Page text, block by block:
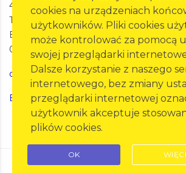
45-231 Opole
Telefon: 77 455 60 27
BIURO Pon-Pt 07:00-15:00 SKP Pon-Pt
07:00-15:00
opole@pzm.pl
Erste Bank Polska 21 1500 1575 1215 7000
Copyright © 2026 PZMOT - Polski
cookies na urządzeniach
użytkowników. Pliki cookies
może kontrolować za pomocą
swojej przeglądarki
Dalsze korzystanie z naszego
internetowego, bez zmiany
przeglądarki internetowej
użytkownik akceptuje
plików cookies.
OK